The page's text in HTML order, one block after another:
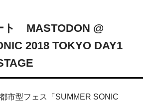
ト MASTODON @
2018 TOKYO DAY1
市型フェス「SUMMER SONIC